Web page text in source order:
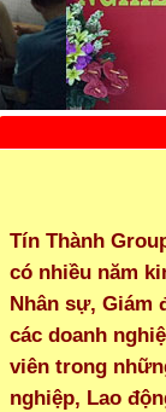
Tín Thành
có nhiều năm
Nhân sự, Giám
các doanh
viên trong
nghiệp, Lao